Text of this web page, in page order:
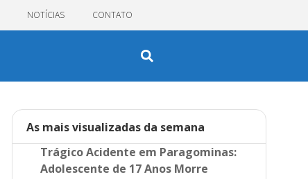
NOTÍCIAS CONTATO
As mais visualizadas da semana
Trágico Acidente em Paragominas:
Adolescente de 17 Anos Morre